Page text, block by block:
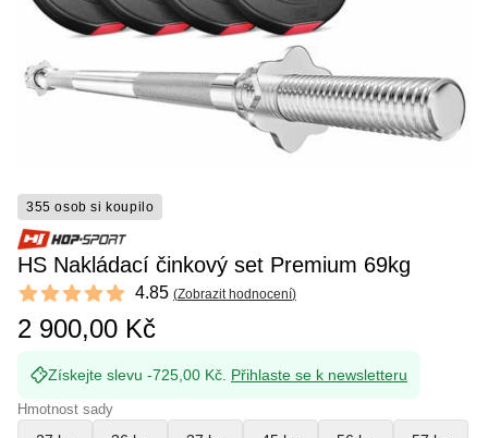
355 osob si koupilo
HS Nakládací činkový set Premium 69kg
Reviews
4.85 out of 5 stars 4.85 (Zobrazit hodnocení)
2 900,00 Kč
Získejte slevu -725,00 Kč. Přihlaste se k newsletteru
Hmotnost sady